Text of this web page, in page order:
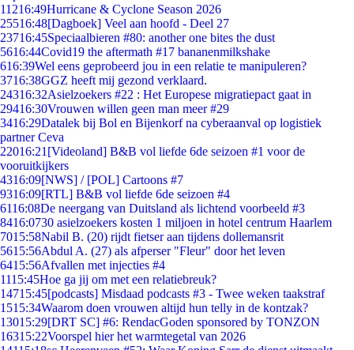
11216:49Hurricane & Cyclone Season 2026
25516:48[Dagboek] Veel aan hoofd - Deel 27
23716:45Speciaalbieren #80: another one bites the dust
5616:44Covid19 the aftermath #17 bananenmilkshake
616:39Wel eens geprobeerd jou in een relatie te manipuleren?
3716:38GGZ heeft mij gezond verklaard.
24316:32Asielzoekers #22 : Het Europese migratiepact gaat in
29416:30Vrouwen willen geen man meer #29
3416:29Datalek bij Bol en Bijenkorf na cyberaanval op logistiek
partner Ceva
22016:21 [Videoland] B&B vol liefde 6de seizoen #1 voor de
vooruitkijkers
4316:09[NWS] / [POL] Cartoons #7
9316:09[RTL] B&B vol liefde 6de seizoen #4
6116:08De neergang van Duitsland als lichtend voorbeeld #3
8416:0730 asielzoekers kosten 1 miljoen in hotel centrum Haarlem
7015:58Nabil B. (20) rijdt fietser aan tijdens dollemansrit
5615:56Abdul A. (27) als afperser "Fleur" door het leven
6415:56Afvallen met injecties #4
1115:45Hoe ga jij om met een relatiebreuk?
14715:45[podcasts] Misdaad podcasts #3 - Twee weken taakstraf
1515:34Waarom doen vrouwen altijd hun telly in de kontzak?
13015:29[DRT SC] #6: RendacGoden sponsored by TONZON
16315:22Voorspel hier het warmtegetal van 2026